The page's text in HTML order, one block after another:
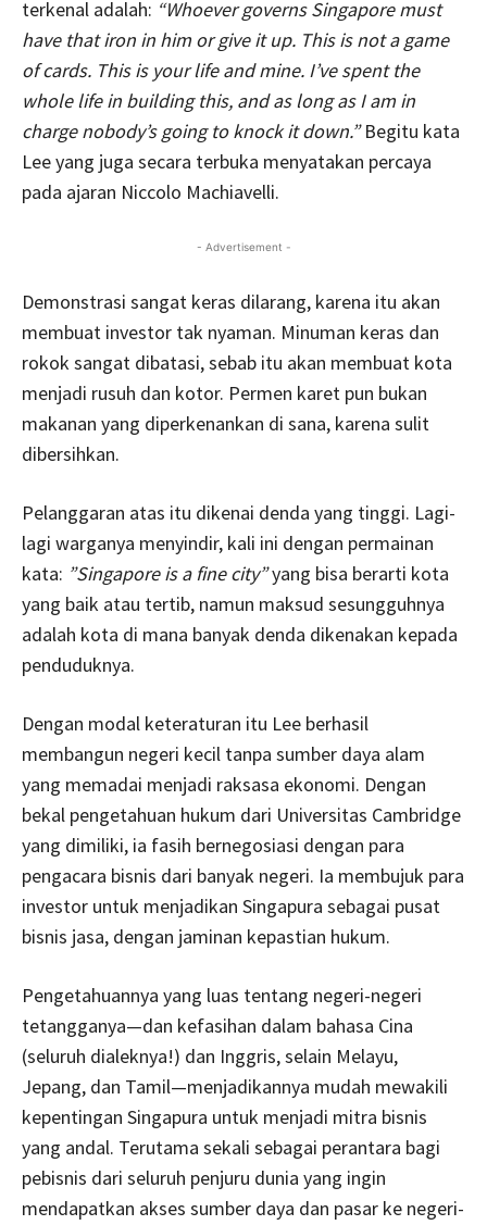
terkenal adalah: “Whoever governs Singapore must
have that iron in him or give it up. This is not a game
of cards. This is your life and mine. I’ve spent the
whole life in building this, and as long as I am in
charge nobody’s going to knock it down.”Begitu kata
Lee yang juga secara terbuka menyatakan percaya
pada ajaran Niccolo Machiavelli.
- Advertisement -
Demonstrasi sangat keras dilarang, karena itu akan
membuat investor tak nyaman. Minuman keras dan
rokok sangat dibatasi, sebab itu akan membuat kota
menjadi rusuh dan kotor. Permen karet pun bukan
makanan yang diperkenankan di sana, karena sulit
dibersihkan.
Pelanggaran atas itu dikenai denda yang tinggi. Lagi-
lagi warganya menyindir, kali ini dengan permainan
kata: ”Singapore is a fine city”yang bisa berarti kota
yang baik atau tertib, namun maksud sesungguhnya
adalah kota di mana banyak denda dikenakan kepada
penduduknya.
Dengan modal keteraturan itu Lee berhasil
membangun negeri kecil tanpa sumber daya alam
yang memadai menjadi raksasa ekonomi. Dengan
bekal pengetahuan hukum dari Universitas Cambridge
yang dimiliki, ia fasih bernegosiasi dengan para
pengacara bisnis dari banyak negeri. Ia membujuk para
investor untuk menjadikan Singapura sebagai pusat
bisnis jasa, dengan jaminan kepastian hukum.
Pengetahuannya yang luas tentang negeri-negeri
tetangganya—dan kefasihan dalam bahasa Cina
(seluruh dialeknya!) dan Inggris, selain Melayu,
Jepang, dan Tamil—menjadikannya mudah mewakili
kepentingan Singapura untuk menjadi mitra bisnis
yang andal. Terutama sekali sebagai perantara bagi
pebisnis dari seluruh penjuru dunia yang ingin
mendapatkan akses sumber daya dan pasar ke negeri-